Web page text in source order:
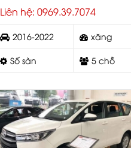
Liên hệ: 0969.39.7074
2016-2022 xăng
Số sàn 5 chỗ